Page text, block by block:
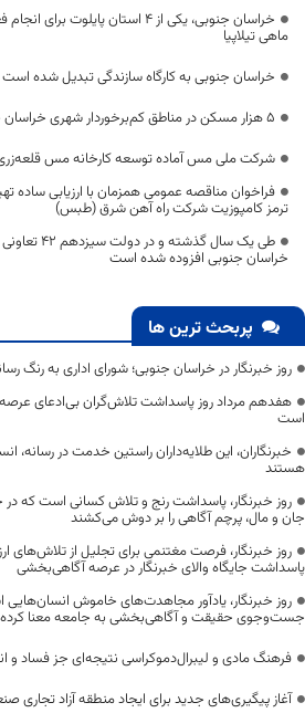
خراسان جنوبی، یکی از 4 استان
ماهی تیلاپیا
خراسان جنوبی به کارگاه سازندگی تبدیل شده است
۵ هزار مسکن در مناطق کم‌برخوردار شهری خراسان جنوبی احداث می‌شود
شرکت ملی مس آماده توسعه کارخانه مس
ترمز کامپوزیت شرکت راه آهن شرق (طبس)
طی یک سال
خراسان جنوبی افزوده شده است
پربحث ترین ها
روز خبرنگار در خراسان جنوبی؛ شورای اداری به رنگ
هفدهم مرداد روز پاسداشت تلاش‌گران بی‌ادعای
است
خبرنگاران، این طلایه‌داران راستین خدمت در رسانه،
هستند
روز خبرنگار، پاسداشت رنج و تلاش کسانی است که در
جان و مال، پرچم آگاهی را بر دوش می‌کشند
روز خبرنگار، فرصت مغتنمی برای تجلیل از تلاش‌های
پاسداشت جایگاه والای خبرنگار در عرصه آگاهی‌بخشی
روز خبرنگار، یادآور مجاهدت‌های خاموش
جست‌وجوی حقیقت و آگاهی‌بخشی به جامعه معنا
فرهنگ مادی و لیبرال‌دموکراسی نتیجه‌ای جز فساد و
آغاز پیگیری‌های جدید برای ایجاد منطقه آزاد تجاری